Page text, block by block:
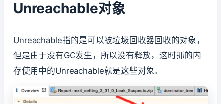
Unreachable对象
Unreachable指的是可以被垃圾回收器回收的对象，
但是由于没有GC发生，所以没有释放，这时抓的内
存使用中的Unreachable就是这些对象。